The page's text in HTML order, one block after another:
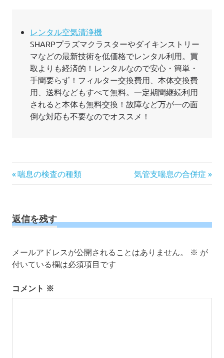
レンタル空気清浄機
SHARPプラズマクラスターやダイキンストリー
マなどの最新技術を低価格でレンタル利用。買
取よりも経済的！レンタルなので安心・簡単・
手間要らず！フィルター交換費用、本体交換費
用、送料などもすべて無料。一定期間継続利用
されると本体も無料交換！故障など万が一の面
倒な対応も不要なのでオススメ！
投
稿
ビ
ゲ
シ
ョ
前
の
喘息の検査の種類
次
の
気管支喘息の合併症
返信を残す
メールアドレスが公開されることはありません。 ※ が
付いている欄は必須項目です
コメント ※